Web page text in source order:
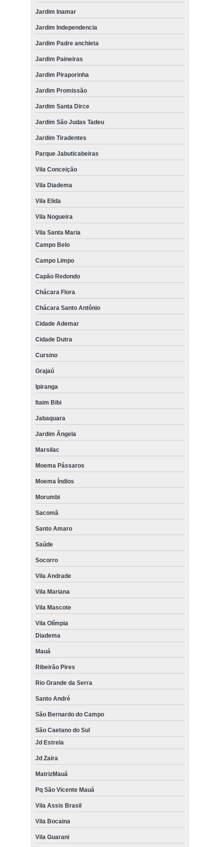
Jardim Inamar
Jardim Independencia
Jardim Padre anchieta
Jardim Paineiras
Jardim Piraporinha
Jardim Promissão
Jardim Santa Dirce
Jardim São Judas Tadeu
Jardim Tiradentes
Parque Jabuticabeiras
Vila Conceição
Vila Diadema
Vila Elida
Vila Nogueira
Vila Santa Maria
Campo Belo
Campo Limpo
Capão Redondo
Chácara Flora
Chácara Santo Antônio
Cidade Ademar
Cidade Dutra
Cursino
Grajaú
Ipiranga
Itaim Bibi
Jabaquara
Jardim Ângela
Marsilac
Moema Pássaros
Moema Índios
Morumbi
Sacomã
Santo Amaro
Saúde
Socorro
Vila Andrade
Vila Mariana
Vila Mascote
Vila Olímpia
Diadema
Mauá
Ribeirão Pires
Rio Grande da Serra
Santo André
São Bernardo do Campo
São Caetano do Sul
Jd Estrela
Jd Zaira
MatrizMauá
Pq São Vicente Mauá
Vila Assis Brasil
Vila Bocaina
Vila Guarani